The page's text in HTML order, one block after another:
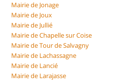
Mairie de Jonage
Mairie de Joux
Mairie de Jullié
Mairie de Chapelle sur Coise
Mairie de Tour de Salvagny
Mairie de Lachassagne
Mairie de Lancié
Mairie de Larajasse